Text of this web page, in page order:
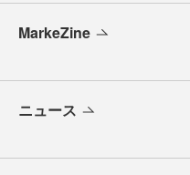
MarkeZine
ニュース